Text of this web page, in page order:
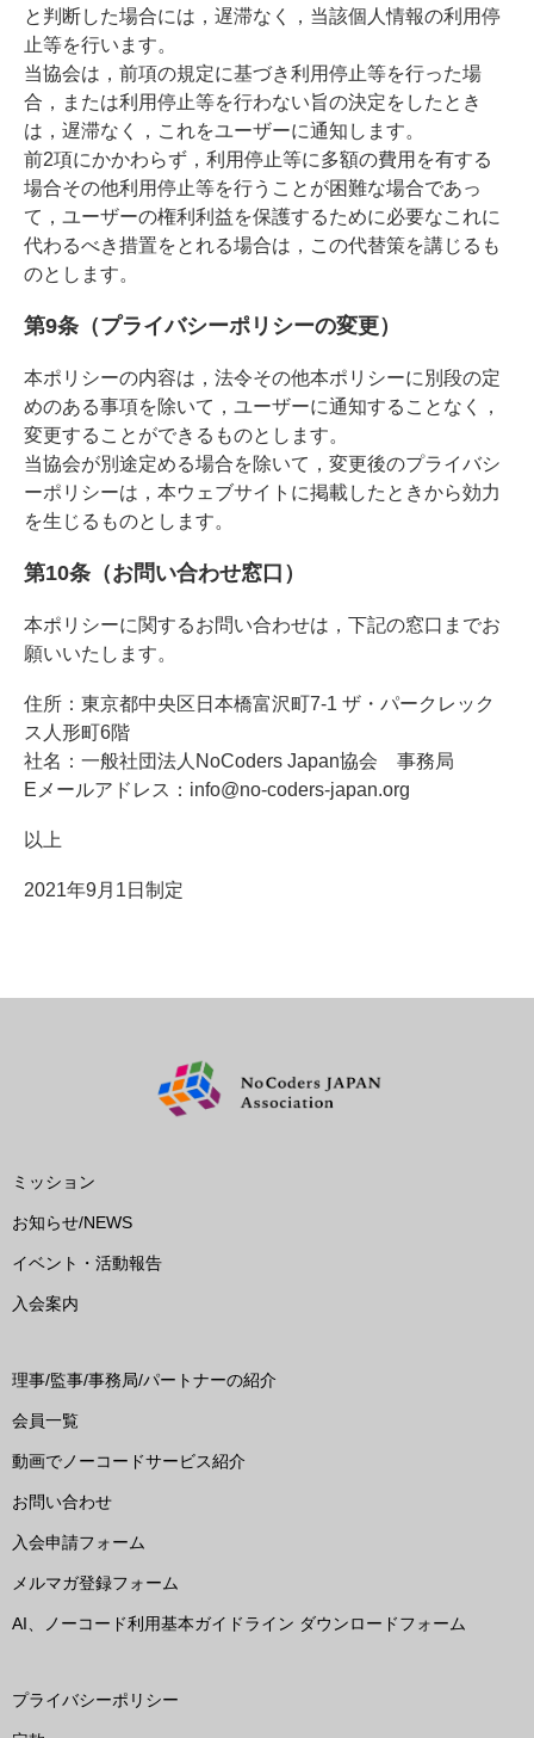
と判断した場合には，遅滞なく，当該個人情報の利用停
止等を行います。
当協会は，前項の規定に基づき利用停止等を行った場
合，または利用停止等を行わない旨の決定をしたとき
は，遅滞なく，これをユーザーに通知します。
前2項にかかわらず，利用停止等に多額の費用を有する
場合その他利用停止等を行うことが困難な場合であっ
て，ユーザーの権利利益を保護するために必要なこれに
代わるべき措置をとれる場合は，この代替策を講じるも
のとします。
第9条（プライバシーポリシーの変更）
本ポリシーの内容は，法令その他本ポリシーに別段の定
めのある事項を除いて，ユーザーに通知することなく，
変更することができるものとします。
当協会が別途定める場合を除いて，変更後のプライバシ
ーポリシーは，本ウェブサイトに掲載したときから効力
を生じるものとします。
第10条（お問い合わせ窓口）
本ポリシーに関するお問い合わせは，下記の窓口までお
願いいたします。
住所：東京都中央区日本橋富沢町7-1 ザ・パークレック
ス人形町6階
社名：一般社団法人NoCoders Japan協会 事務局
Eメールアドレス：info@no-coders-japan.org
以上
2021年9月1日制定
ミッション
お知らせ/NEWS
イベント・活動報告
入会案内
理事/監事/事務局/パートナーの紹介
会員一覧
動画でノーコードサービス紹介
お問い合わせ
入会申請フォーム
メルマガ登録フォーム
AI、ノーコード利用基本ガイドライン ダウンロードフォーム
プライバシーポリシー